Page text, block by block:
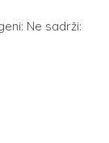
Ne sadrži: